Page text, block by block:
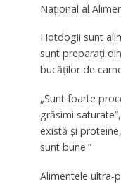
Național al
Hotdogii sunt
sunt preparați
bucăților de
„Sunt foarte
grăsimi
există și
sunt bune.”
Alimentele ultra-